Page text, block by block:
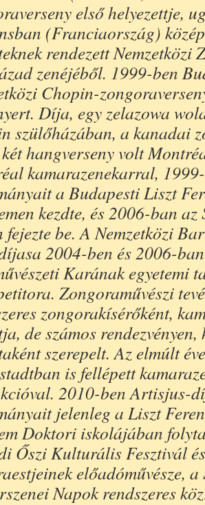
első helyezettje,
(Franciaország)
rendezett Nemzetközi
zenéjéből. 1999-ben
Chopin-
Díja, egy zelazowa
szülőházában, a kanadai
hangverseny volt
kamarazenekarral,
a Budapesti Liszt
kezdte, és 2006-ban az
be. A Nemzetközi
2004-ben és 2006-
Karának egyetemi
Zongoraművészi
zongorakísérőként,
de számos rendezvényen,
szerepelt. Az elmúlt
is fellépett
2010-ben Artisjus-
jelenleg a Liszt
Doktori iskolájában
Őszi Kulturális Fesztivál
előadóművésze,
Napok rendszeres